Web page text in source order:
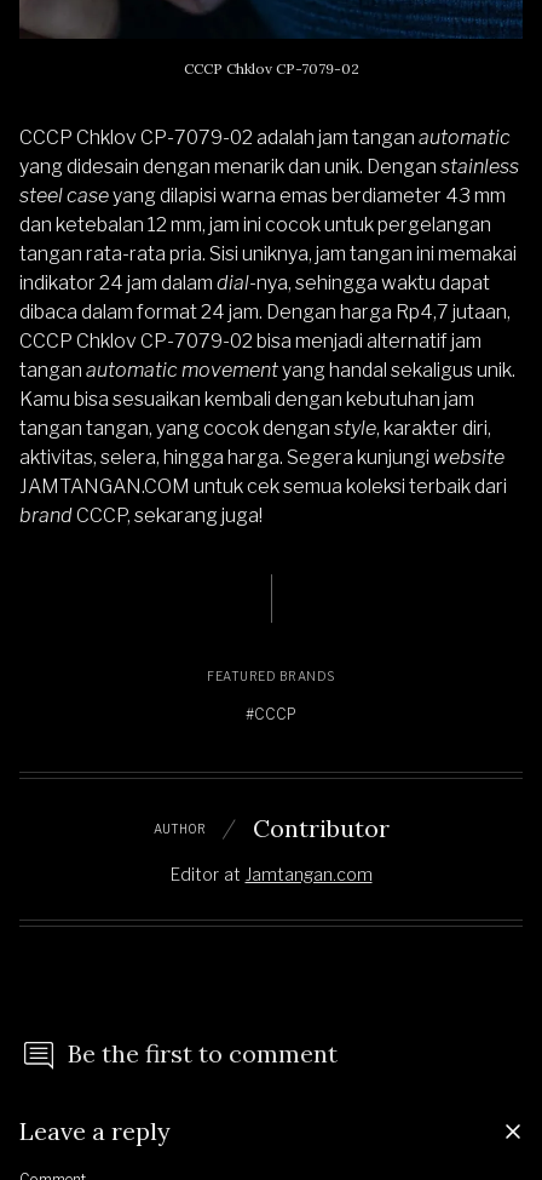
CCCP Chklov CP-7079-02
CCCP Chklov CP-7079-02 adalah jam tangan automatic
yang didesain dengan menarik dan unik. Dengan stainless
steelcaseyang dilapisi warna emas berdiameter 43 mm
dan ketebalan 12 mm, jam ini cocok untuk pergelangan
tangan rata-rata pria. Sisi uniknya, jam tangan ini memakai
indikator 24 jam dalam dial-nya, sehingga waktu dapat
dibaca dalam format 24 jam. Dengan harga Rp4,7 jutaan,
CCCP Chklov CP-7079-02 bisa menjadi alternatif jam
tangan automatic movementyang handal sekaligus unik.
Kamu bisa sesuaikan kembali dengan kebutuhan jam
tangan tangan, yang cocok dengan style, karakter diri,
aktivitas, selera, hingga harga. Segera kunjungi website
JAMTANGAN.COM untuk cek semua koleksi terbaik dari
brandCCCP, sekarang juga!
FEATURED BRANDS
#CCCP
AUTHOR Contributor
Editor at Jamtangan.com
Be the first to comment
Leave a reply